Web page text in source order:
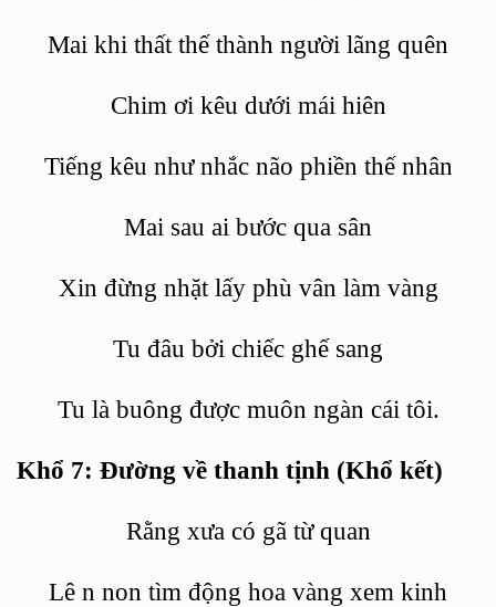
Mai khi thất thế thành người lãng quên
Chim ơi kêu dưới mái hiên
Tiếng kêu như nhắc não phiền thế nhân
Mai sau ai bước qua sân
Xin đừng nhặt lấy phù vân làm vàng
Tu đâu bởi chiếc ghế sang
Tu là buông được muôn ngàn cái tôi.
Khổ 7: Đường về thanh tịnh (Khổ kết)
Rằng xưa có gã từ quan
Lê n non tìm động hoa vàng xem kinh